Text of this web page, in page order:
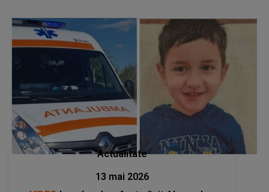
Actualitate
13 mai 2026